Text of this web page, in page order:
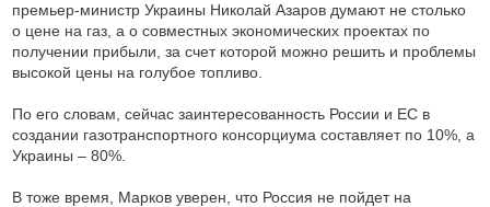
премьер-министр Украины Николай Азаров думают не столько
о цене на газ, а о совместных экономических проектах по
получении прибыли, за счет которой можно решить и проблемы
высокой цены на голубое топливо.
По его словам, сейчас заинтересованность России и ЕС в
создании газотранспортного консорциума составляет по 10%, а
Украины – 80%.
В тоже время, Марков уверен, что Россия не пойдет на